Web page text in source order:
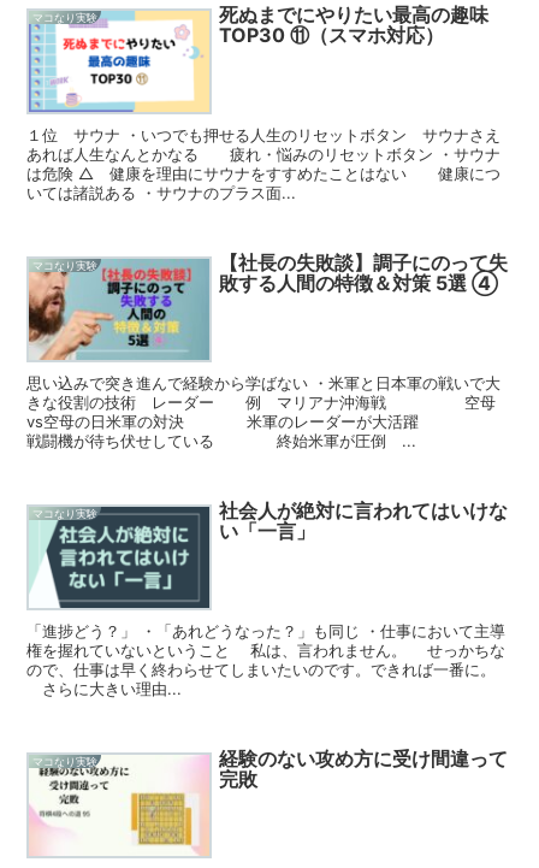
マコなり実験
死ぬまでにやりたい最高の趣味
TOP30 ⑪（スマホ対応）
１位 サウナ ・いつでも押せる人生のリセットボタン サウナさえ
あれば人生なんとかなる 疲れ・悩みのリセットボタン ・サウナ
は危険 △ 健康を理由にサウナをすすめたことはない 健康につ
いては諸説ある ・サウナのプラス面...
マコなり実験
【社長の失敗談】調子にのって失
敗する人間の特徴＆対策 5選 ④
思い込みで突き進んで経験から学ばない ・米軍と日本軍の戦いで大
きな役割の技術 レーダー 例 マリアナ沖海戦 空母
vs空母の日米軍の対決 米軍のレーダーが大活躍
戦闘機が待ち伏せしている 終始米軍が圧倒 ...
マコなり実験
社会人が絶対に言われてはいけな
い「一言」
「進捗どう？」 ・「あれどうなった？」も同じ ・仕事において主導
権を握れていないということ 私は、言われません。 せっかちな
ので、仕事は早く終わらせてしまいたいのです。できれば一番に。
さらに大きい理由...
マコなり実験
経験のない攻め方に受け間違って
完敗